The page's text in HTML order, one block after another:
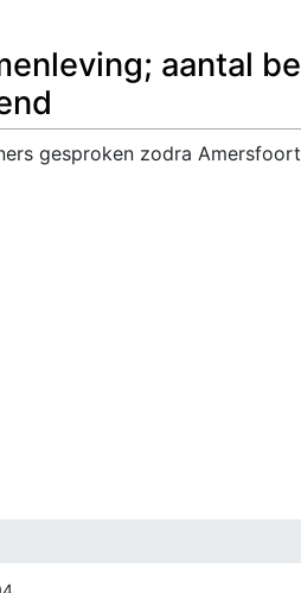
aantal
gesproken zodra